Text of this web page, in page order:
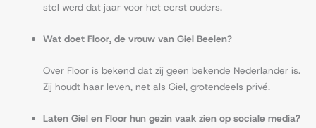
stel werd dat jaar voor het eerst ouders.
Wat doet Floor, de vrouw van Giel Beelen?
Over Floor is bekend dat zij geen bekende Nederlander is.
Zij houdt haar leven, net als Giel, grotendeels privé.
Laten Giel en Floor hun gezin vaak zien op sociale media?